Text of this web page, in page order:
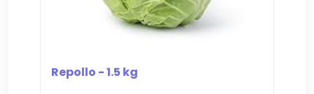
Repollo - 1.5 kg